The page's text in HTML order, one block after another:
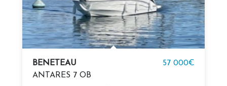
BENETEAU
ANTARES 7 OB
57 000€